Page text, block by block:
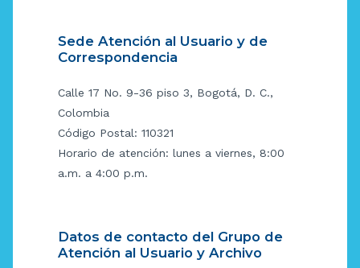
Sede Atención al Usuario y de
Correspondencia
Calle 17 No. 9-36 piso 3, Bogotá, D. C.,
Colombia
Código Postal: 110321
Horario de atención: lunes a viernes, 8:00
a.m. a 4:00 p.m.
Datos de contacto del Grupo de
Atención al Usuario y Archivo